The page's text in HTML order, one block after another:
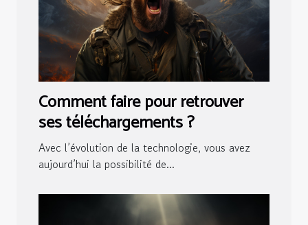
Comment faire pour retrouver
ses téléchargements ?
Avec l’évolution de la technologie, vous avez
aujourd’hui la possibilité de...